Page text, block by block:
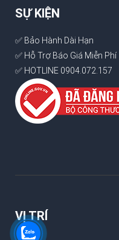
SỰ KIỆN
✅ Bảo Hành Dài Hạn
✅ Hỗ Trợ Báo Giá Miễn Phí
✅ HOTLINE 0904.072.157
VỊ TRÍ